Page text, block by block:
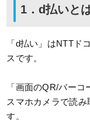
1．d払いと
「d払い」はNTTド
スです。
「画面のQR/バー
スマホカメラで読
す。